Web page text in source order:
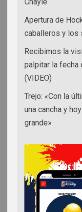
Chayle
Apertura de
caballeros y los
Recibimos la
palpitar la fecha
(VIDEO)
Trejo: «Con la
una cancha y
grande»